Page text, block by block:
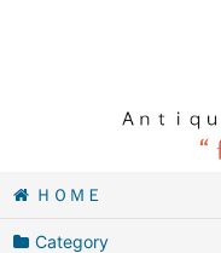
ＨＯＭＥ
Category